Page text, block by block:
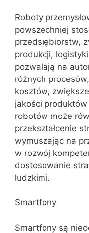
Roboty
powszechniej
przedsiębiorstw,
produkcji,
pozwalają na
różnych
kosztów,
jakości produktów
robotów może
przekształcenie
wymuszając na
w rozwój
dostosowanie
ludzkimi.
Smartfony
Smartfony są